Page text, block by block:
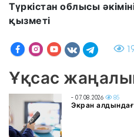
Түркістан облысы
қызметі
Ұқсас
- 07.08.2026 85
Экран